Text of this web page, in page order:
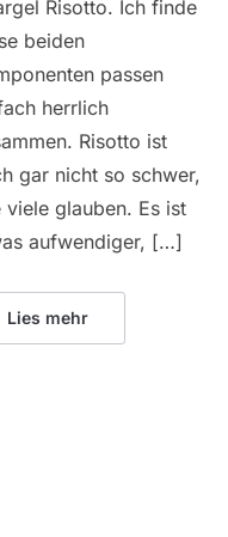
Risotto. Ich finde
beiden
passen
herrlich
Risotto ist
gar nicht so schwer,
viele glauben. Es ist
aufwendiger, […]
Lies mehr